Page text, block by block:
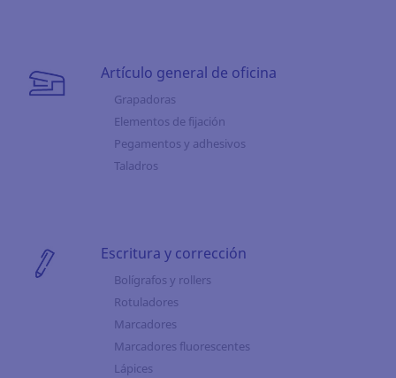
Artículo general de oficina
Grapadoras
Elementos de fijación
Pegamentos y adhesivos
Taladros
Escritura y corrección
Bolígrafos y rollers
Rotuladores
Marcadores
Marcadores fluorescentes
Lápices